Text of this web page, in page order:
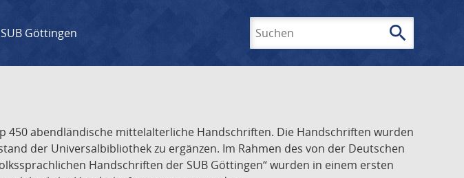
Göttingen search
abendländische mittelalterliche Handschriften. Die Handschriften wurden
der Universalbibliothek zu ergänzen. Im Rahmen des von der Deutschen
Handschriften der SUB Göttingen“ wurden in einem ersten